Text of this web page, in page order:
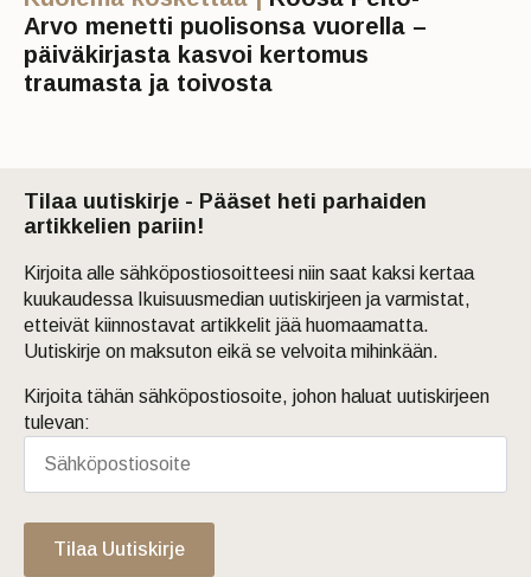
Arvo menetti puolisonsa vuorella –
päiväkirjasta kasvoi kertomus
traumasta ja toivosta
Tilaa uutiskirje - Pääset heti parhaiden
artikkelien pariin!
Kirjoita alle sähköpostiosoitteesi niin saat kaksi kertaa
kuukaudessa Ikuisuusmedian uutiskirjeen ja varmistat,
etteivät kiinnostavat artikkelit jää huomaamatta.
Uutiskirje on maksuton eikä se velvoita mihinkään.
Kirjoita tähän sähköpostiosoite, johon haluat uutiskirjeen
tulevan:
Tilaa Uutiskirje